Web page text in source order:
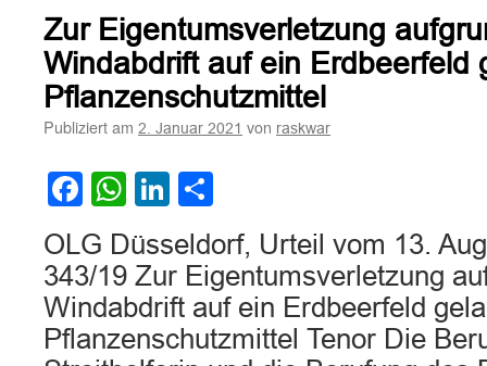
Nachbarn
auf
Schadensersatz
Zur Eigentumsverletzung
Windabdrift auf ein Erdbeerfeld
Pflanzenschutzmittel
Publiziert am 2. Januar 2021 von raskwar
Facebook
WhatsApp
LinkedIn
OLG Düsseldorf, Urteil vom 13.
343/19 Zur Eigentumsverletzung
Windabdrift auf ein Erdbeerfeld
Pflanzenschutzmittel Tenor Die